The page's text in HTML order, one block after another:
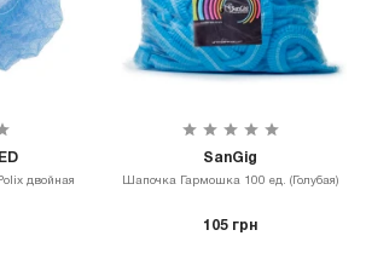
двойная
SanGig
Шапочка Гармошка 100 ед. (Голубая)
105 грн